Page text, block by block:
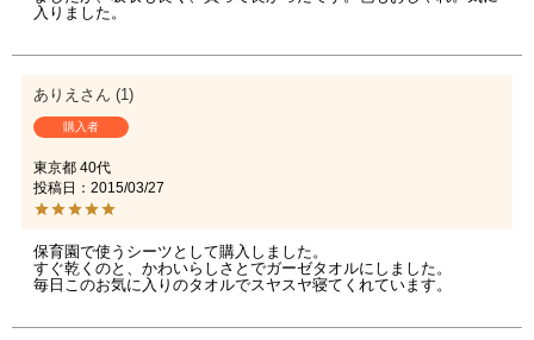
入りました。
ありえ 1
購入者
東京都 40代
投稿日
2015/03/27
保育園で使うシーツとして購入しました。
すぐ乾くのと、かわいらしさとでガーゼタオルにしました。
毎日このお気に入りのタオルでスヤスヤ寝てくれています。